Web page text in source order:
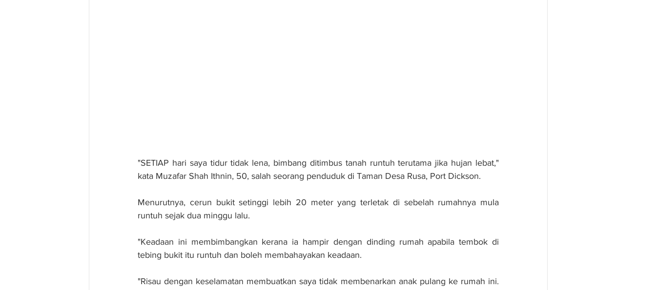
"SETIAP hari saya tidur tidak lena, bimbang ditimbus tanah runtuh terutama jika hujan lebat,"
kata Muzafar Shah Ithnin, 50, salah seorang penduduk di Taman Desa Rusa, Port Dickson.
Menurutnya, cerun bukit setinggi lebih 20 meter yang terletak di sebelah rumahnya mula
runtuh sejak dua minggu lalu.
"Keadaan ini membimbangkan kerana ia hampir dengan dinding rumah apabila tembok di
tebing bukit itu runtuh dan boleh membahayakan keadaan.
"Risau dengan keselamatan membuatkan saya tidak membenarkan anak pulang ke rumah ini.